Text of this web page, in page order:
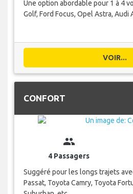
Une option abordable pour 1 à 4
Golf, Ford Focus, Opel Astra, Audi
VOIR...
CONFORT
group
4 Passagers
Suggéré pour les longs trajets
Passat, Toyota Camry, Toyota